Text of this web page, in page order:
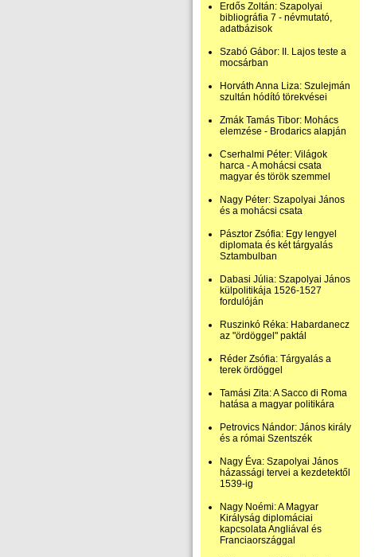
Erdős Zoltán: Szapolyai
bibliográfia 7 - névmutató,
adatbázisok
Szabó Gábor: II. Lajos teste a
mocsárban
Horváth Anna Liza: Szulejmán
szultán hódító törekvései
Zmák Tamás Tibor: Mohács
elemzése - Brodarics alapján
Cserhalmi Péter: Világok
harca - A mohácsi csata
magyar és török szemmel
Nagy Péter: Szapolyai János
és a mohácsi csata
Pásztor Zsófia: Egy lengyel
diplomata és két tárgyalás
Sztambulban
Dabasi Júlia: Szapolyai János
külpolitikája 1526-1527
fordulóján
Ruszinkó Réka: Habardanecz
az "ördöggel" paktál
Réder Zsófia: Tárgyalás a
terek ördöggel
Tamási Zita: A Sacco di Roma
hatása a magyar politikára
Petrovics Nándor: János király
és a római Szentszék
Nagy Éva: Szapolyai János
házassági tervei a kezdetektől
1539-ig
Nagy Noémi: A Magyar
Királyság diplomáciai
kapcsolata Angliával és
Franciaországgal